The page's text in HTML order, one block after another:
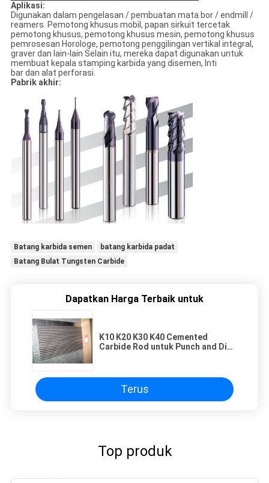
Aplikasi:
Digunakan dalam pengelasan / pembuatan mata bor / endmill /
reamers. Pemotong khusus mobil, papan sirkuit tercetak
pemotong khusus, pemotong khusus mesin, pemotong khusus
pemrosesan Horologe, pemotong penggilingan vertikal integral,
graver dan lain-lain Selain itu, mereka dapat digunakan untuk
membuat kepala stamping karbida yang disemen, Inti
bar dan alat perforasi.
Pabrik akhir:
Batang karbida semen
batang karbida padat
Batang Bulat Tungsten Carbide
Dapatkan Harga Terbaik untuk
K10 K20 K30 K40 Cemented
Carbide Rod untuk Punch and Dies
Terus
Top produk